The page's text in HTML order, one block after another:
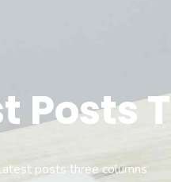
Posts
posts three columns